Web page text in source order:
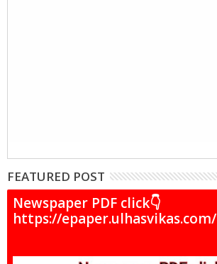
FEATURED POST
Newspaper PDF click👇
https://epaper.ulhasvikas.com/